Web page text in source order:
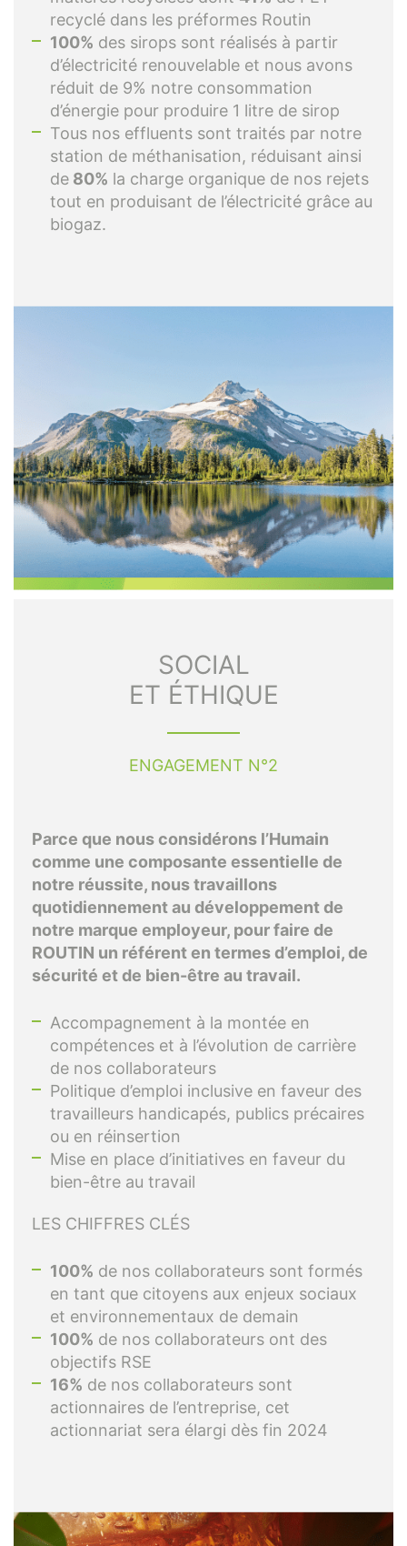
recyclé dans les préformes Routin
100% des sirops sont réalisés à partir
d’électricité renouvelable et nous avons
réduit de 9% notre consommation
d’énergie pour produire 1 litre de sirop
Tous nos effluents sont traités par notre
station de méthanisation, réduisant ainsi
de 80% la charge organique de nos rejets
tout en produisant de l’électricité grâce au
biogaz.
SOCIAL
ET ÉTHIQUE
ENGAGEMENT N°2
Parce que nous considérons l’Humain
comme une composante essentielle de
notre réussite, nous travaillons
quotidiennement au développement de
notre marque employeur, pour faire de
ROUTIN un référent en termes d’emploi, de
sécurité et de bien-être au travail.
Accompagnement à la montée en
compétences et à l’évolution de carrière
de nos collaborateurs
Politique d’emploi inclusive en faveur des
travailleurs handicapés, publics précaires
ou en réinsertion
Mise en place d’initiatives en faveur du
bien-être au travail
LES CHIFFRES CLÉS
100% de nos collaborateurs sont formés
en tant que citoyens aux enjeux sociaux
et environnementaux de demain
100% de nos collaborateurs ont des
objectifs RSE
16% de nos collaborateurs sont
actionnaires de l’entreprise, cet
actionnariat sera élargi dès fin 2024